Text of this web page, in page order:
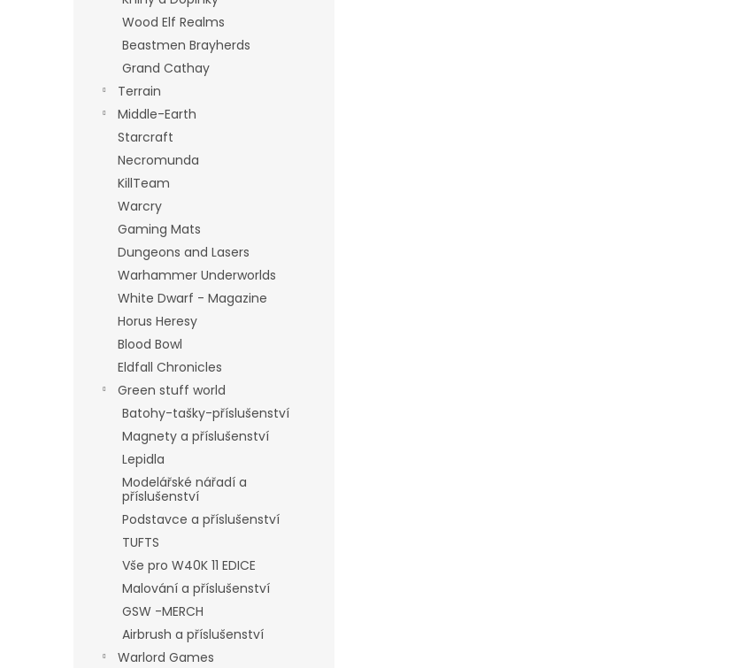
Wood Elf Realms
Beastmen Brayherds
Grand Cathay
Terrain
Middle-Earth
Starcraft
Necromunda
KillTeam
Warcry
Gaming Mats
Dungeons and Lasers
Warhammer Underworlds
White Dwarf - Magazine
Horus Heresy
Blood Bowl
Eldfall Chronicles
Green stuff world
Batohy-tašky-příslušenství
Magnety a příslušenství
Lepidla
Modelářské nářadí a
příslušenství
Podstavce a příslušenství
TUFTS
Vše pro W40K 11 EDICE
Malování a příslušenství
GSW -MERCH
Airbrush a příslušenství
Warlord Games